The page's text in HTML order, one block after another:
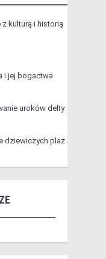
kulturą i historią
i jej bogactwa
uroków delty
dziewiczych plaż